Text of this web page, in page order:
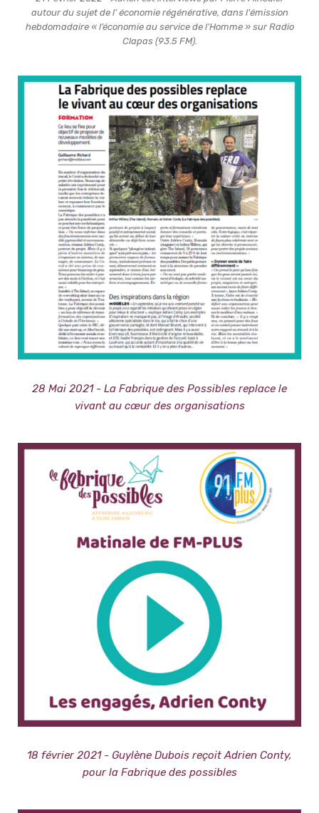
autour du sujet de l’ économie régénérative, dans l'émission
hebdomadaire « l’économie au service de l’Homme » sur Radio
Clapas (93.5 FM).
28 Mai 2021 - La Fabrique des Possibles replace le
vivant au cœur des organisations
18 février 2021 - Guylène Dubois reçoit Adrien Conty,
pour la Fabrique des possibles